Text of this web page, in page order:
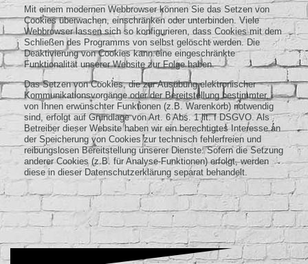
Mit einem modernen Webbrowser können Sie das Setzen von
Cookies überwachen, einschränken oder unterbinden. Viele
Webbrowser lassen sich so konfigurieren, dass Cookies mit dem
Schließen des Programms von selbst gelöscht werden. Die
Deaktivierung von Cookies kann eine eingeschränkte
Funktionalität unserer Website zur Folge haben.
Das Setzen von Cookies, die zur Ausübung elektronischer
Kommunikationsvorgänge oder der Bereitstellung bestimmter,
von Ihnen erwünschter Funktionen (z.B. Warenkorb) notwendig
sind, erfolgt auf Grundlage von Art. 6 Abs. 1 lit. f DSGVO. Als
Betreiber dieser Website haben wir ein berechtigtes Interesse an
der Speicherung von Cookies zur technisch fehlerfreien und
reibungslosen Bereitstellung unserer Dienste. Sofern die Setzung
anderer Cookies (z.B. für Analyse-Funktionen) erfolgt, werden
diese in dieser Datenschutzerklärung separat behandelt.